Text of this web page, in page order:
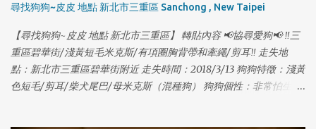
1
尋找狗狗~皮皮 地點 新北市三重區 Sanchong , New Taipei
【尋找狗狗~皮皮 地點 新北市三重區】 轉貼內容 📢協尋愛狗📢 ‼️三
重區碧華街/淺黃短毛米克斯/有項圈胸背帶和牽繩/剪耳‼️ 走失地
點：新北市三重區碧華街附近 走失時間：2018/3/13 狗狗特徵：淺黃
色短毛/剪耳/柴犬尾巴/母米克斯（混種狗） 狗狗個性：非常怕生、